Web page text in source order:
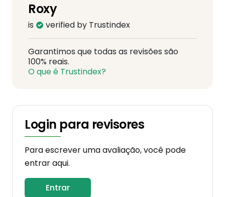
Roxy
is verified by Trustindex
Garantimos que todas as revisões são
100% reais.
O que é Trustindex?
Login para revisores
Para escrever uma avaliação, você pode
entrar aqui.
Entrar